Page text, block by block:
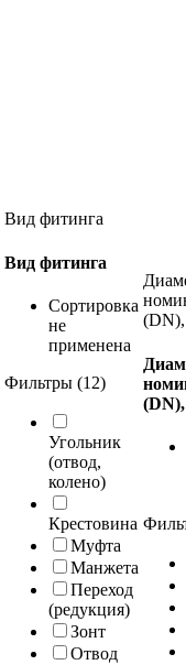
Вид фитинга
Вид фитинга
Сортировка
не
применена
Фильтры (12)
Угольник
(отвод,
колено)
Крестовина
Муфта
Манжета
Переход
(редукция)
Зонт
Отвод